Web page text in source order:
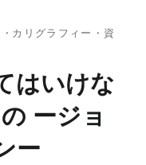
・ カリグラフィー ・ 資
はいけな
ージョ
ー